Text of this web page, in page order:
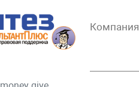
Компания